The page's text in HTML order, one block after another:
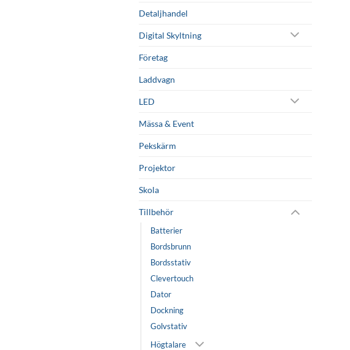
Detaljhandel
Digital Skyltning
Företag
Laddvagn
LED
Mässa & Event
Pekskärm
Projektor
Skola
Tillbehör
Batterier
Bordsbrunn
Bordsstativ
Clevertouch
Dator
Dockning
Golvstativ
Högtalare